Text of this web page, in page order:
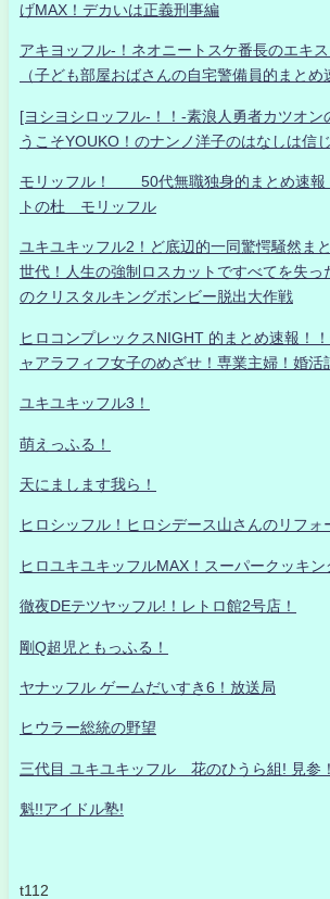
げMAX！デカいは正義刑事編
アキヨッフル-！ネオニートスケ番長のエキス
（子ども部屋おばさんの自宅警備員的まとめ
[ヨシヨシロッフル-！！-素浪人勇者カツオン
うこそYOUKO！のナンノ洋子のはなしは信
モリッフル！ 50代無職独身的まとめ速報
トの杜 モリッフル
ユキユキッフル2！ど底辺的一同驚愕騒然ま
世代！人生の強制ロスカットですべてを失っ
のクリスタルキングボンビー脱出大作戦
ヒロコンプレックスNIGHT 的まとめ速報！
ャアラフィフ女子のめざせ！専業主婦！婚活
ユキユキッフル3！
萌えっふる！
天にまします我ら！
ヒロシッフル！ヒロシデース山さんのリフォ
ヒロユキユキッフルMAX！スーパークッキン
徹夜DEテツヤッフル!！レトロ館2号店！
剛Q超児ともっふる！
ヤナッフル ゲームだいすき6！放送局
ヒウラー総統の野望
三代目 ユキユキッフル 花のひうら組! 見参！
魁!!アイドル塾!
t112